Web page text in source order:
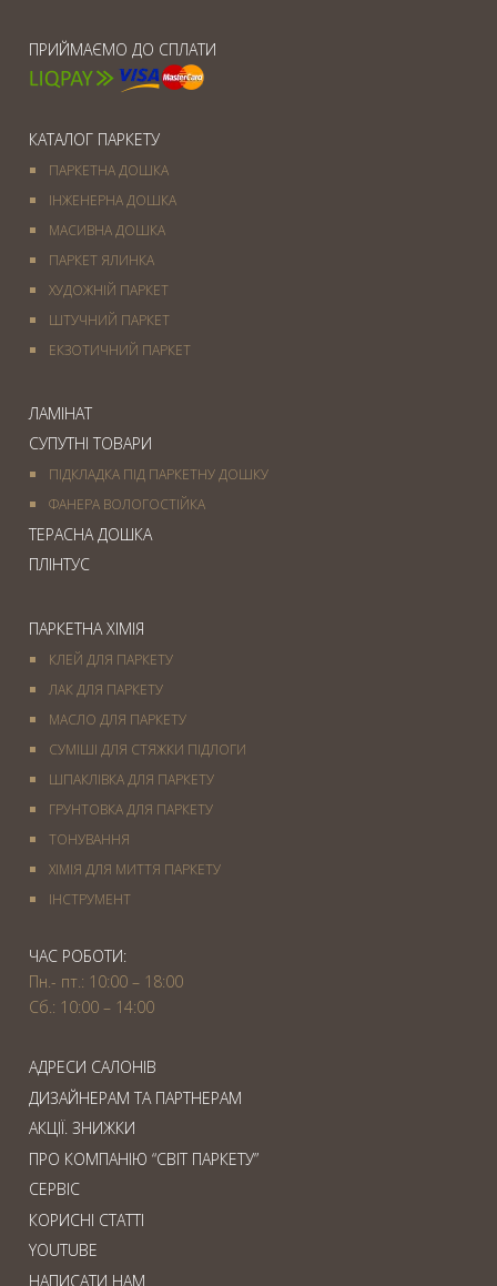
ПРИЙМАЄМО ДО СПЛАТИ
КАТАЛОГ ПАРКЕТУ
ПАРКЕТНА ДОШКА
ІНЖЕНЕРНА ДОШКА
МАСИВНА ДОШКА
ПАРКЕТ ЯЛИНКА
ХУДОЖНІЙ ПАРКЕТ
ШТУЧНИЙ ПАРКЕТ
ЕКЗОТИЧНИЙ ПАРКЕТ
ЛАМІНАТ
СУПУТНІ ТОВАРИ
ПІДКЛАДКА ПІД ПАРКЕТНУ ДОШКУ
ФАНЕРА ВОЛОГОСТІЙКА
ТЕРАСНА ДОШКА
ПЛІНТУС
ПАРКЕТНА ХІМІЯ
КЛЕЙ ДЛЯ ПАРКЕТУ
ЛАК ДЛЯ ПАРКЕТУ
МАСЛО ДЛЯ ПАРКЕТУ
СУМІШІ ДЛЯ СТЯЖКИ ПІДЛОГИ
ШПАКЛІВКА ДЛЯ ПАРКЕТУ
ГРУНТОВКА ДЛЯ ПАРКЕТУ
ТОНУВАННЯ
ХІМІЯ ДЛЯ МИТТЯ ПАРКЕТУ
IНСТРУМЕНТ
ЧАС РОБОТИ:
Пн.- пт.: 10:00 – 18:00
Сб.: 10:00 – 14:00
АДРЕСИ САЛОНІВ
ДИЗАЙНЕРАМ ТА ПАРТНЕРАМ
АКЦІЇ. ЗНИЖКИ
ПРО КОМПАНІЮ “СВІТ ПАРКЕТУ”
СЕРВІС
КОРИСНІ СТАТТІ
YOUTUBE
НАПИСАТИ НАМ